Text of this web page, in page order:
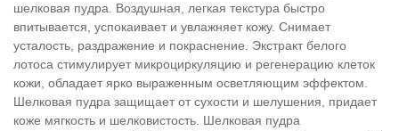
шелковая пудра. Воздушная, легкая текстура быстро
впитывается, успокаивает и увлажняет кожу. Снимает
усталость, раздражение и покраснение. Экстракт белого
лотоса стимулирует микроциркуляцию и регенерацию клеток
кожи, обладает ярко выраженным осветляющим эффектом.
Шелковая пудра защищает от сухости и шелушения, придает
коже мягкость и шелковистость. Шелковая пудра